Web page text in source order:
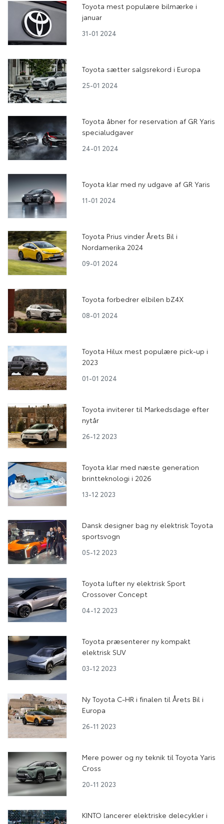
Toyota mest populære bilmærke i
januar
31-01 2024
Toyota sætter salgsrekord i Europa
25-01 2024
Toyota åbner for reservation af GR Yaris
specialudgaver
24-01 2024
Toyota klar med ny udgave af GR Yaris
11-01 2024
Toyota Prius vinder Årets Bil i
Nordamerika 2024
09-01 2024
Toyota forbedrer elbilen bZ4X
08-01 2024
Toyota Hilux mest populære pick-up i
2023
01-01 2024
Toyota inviterer til Markedsdage efter
nytår
26-12 2023
Toyota klar med næste generation
brintteknologi i 2026
13-12 2023
Dansk designer bag ny elektrisk Toyota
sportsvogn
05-12 2023
Toyota lufter ny elektrisk Sport
Crossover Concept
04-12 2023
Toyota præsenterer ny kompakt
elektrisk SUV
03-12 2023
Ny Toyota C-HR i finalen til Årets Bil i
Europa
26-11 2023
Mere power og ny teknik til Toyota Yaris
Cross
20-11 2023
KINTO lancerer elektriske delecykler i